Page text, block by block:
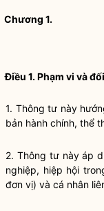
Chương 1.
Điều 1. Phạm vi và
1. Thông tư này
bản hành chính, thể
2. Thông tư này áp
nghiệp, hiệp hội
đơn vị) và cá nhân